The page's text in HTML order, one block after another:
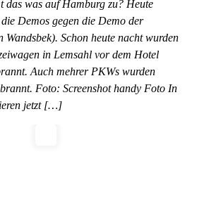
das was auf Hamburg zu? Heute
Demos gegen die Demo der
Wandsbek). Schon heute nacht wurden
in Lemsahl vor dem Hotel
Auch mehrer PKWs wurden
Foto: Screenshot handy Foto In
jetzt […]